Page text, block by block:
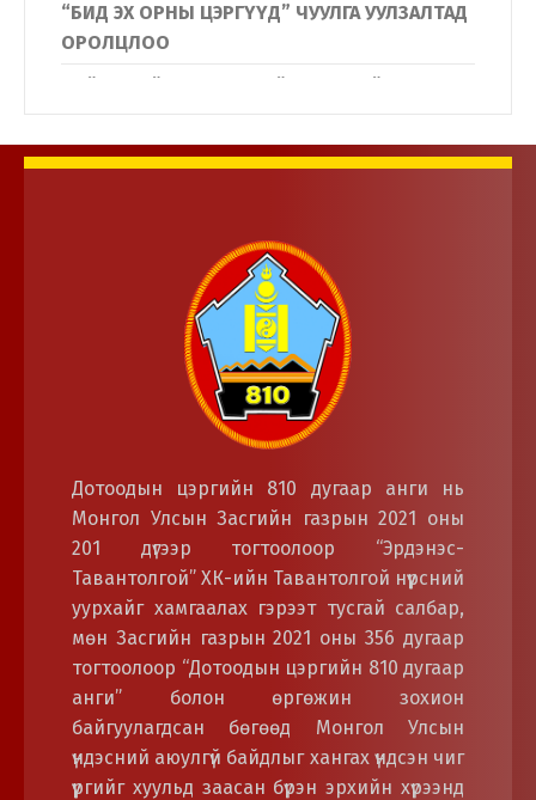
“БИД ЭХ ОРНЫ ЦЭРГҮҮД” ЧУУЛГА УУЛЗАЛТАД
ОРОЛЦЛОО
Нийслэлийн Дүүргүүдийн Иргэдийн
Дотоодын цэргийн байгууллагын үйл
ажиллагаатай танилцлаа.
Дотоодын цэргийн 810 дугаар анги нь
Монгол Улсын Засгийн газрын 2021 оны
201 дүгээр тогтоолоор “Эрдэнэс-
Тавантолгой” ХК-ийн Тавантолгой нүүрсний
уурхайг хамгаалах гэрээт тусгай салбар,
мөн Засгийн газрын 2021 оны 356 дугаар
тогтоолоор “Дотоодын цэргийн 810 дугаар
анги” болон өргөжин зохион
байгуулагдсан бөгөөд Монгол Улсын
үндэсний аюулгүй байдлыг хангах үндсэн чиг
үүргийг хуульд заасан бүрэн эрхийн хүрээнд